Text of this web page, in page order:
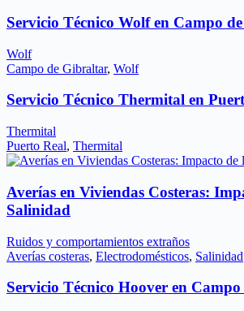
Servicio Técnico Wolf en Campo
Wolf
Campo de Gibraltar, Wolf
Servicio Técnico Thermital en
Thermital
Puerto Real, Thermital
Averías en Viviendas Costeras:
Salinidad
Ruidos y comportamientos extraños
Averías costeras, Electrodomésticos, Salinidad
Servicio Técnico Hoover en